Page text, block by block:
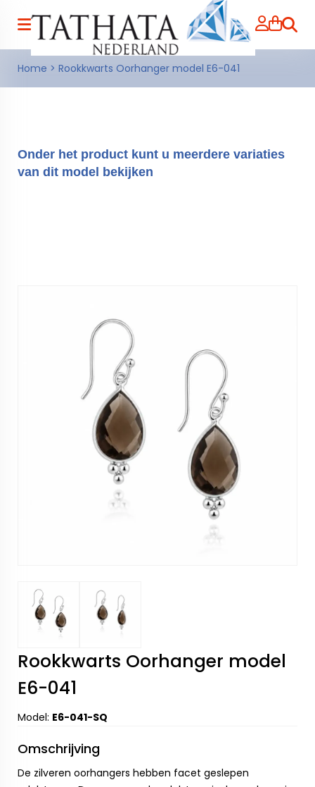
Home > Rookkwarts Oorhanger model E6-041
Onder het product kunt u meerdere variaties
van dit model bekijken
Rookkwarts Oorhanger model
E6-041
Model: E6-041-SQ
Omschrijving
De zilveren oorhangers hebben facet geslepen